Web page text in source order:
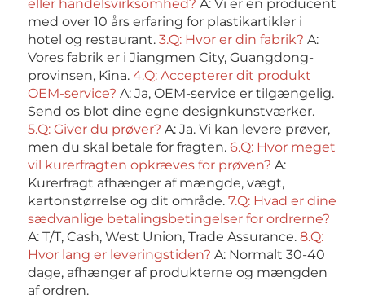
eller handelsvirksomhed? A: Vi er en producent
med over 10 års erfaring for plastikartikler i
hotel og restaurant. 3.Q: Hvor er din fabrik? A:
Vores fabrik er i Jiangmen City, Guangdong-
provinsen, Kina. 4.Q: Accepterer dit produkt
OEM-service? A: Ja, OEM-service er tilgængelig.
5.Q: Giver du prøver? A: Ja. Vi kan levere prøver,
men du skal betale for fragten. 6.Q: Hvor meget
vil kurerfragten opkræves for prøven? A:
Kurerfragt afhænger af mængde, vægt,
kartonstørrelse og dit område. 7.Q: Hvad er dine
A: T/T, Cash, West Union, Trade Assurance. 8.Q:
Hvor lang er leveringstiden? A: Normalt 30-40
dage, afhænger af produkterne og mængden
af ordren.